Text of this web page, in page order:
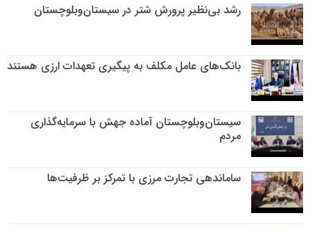
رشد بی‌نظیر پرورش شتر در سیستان‌وبلوچستان
بانک‌های عامل مکلف به پیگیری تعهدات ارزی هستند
سیستان‌وبلوچستان آماده جهش با سرمایه‌گذاری
مردم
ساماندهی تجارت مرزی با تمرکز بر ظرفیت‌ها